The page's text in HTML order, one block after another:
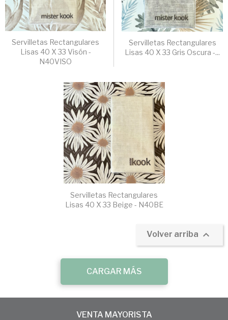
Servilletas Rectangulares
Lisas 40 X 33 Visón -
N40VISO
Servilletas Rectangulares
Lisas 40 X 33 Gris Oscura -...
Servilletas Rectangulares
Lisas 40 X 33 Beige - N40BE
Volver arriba 
CARGAR MÁS
VENTA MAYORISTA